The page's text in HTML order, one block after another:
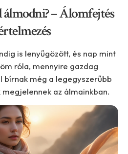
– Álomfejtés
is lenyűgözött, és nap mint
róla, mennyire gazdag
még a legegyszerűbb
az álmainkban.